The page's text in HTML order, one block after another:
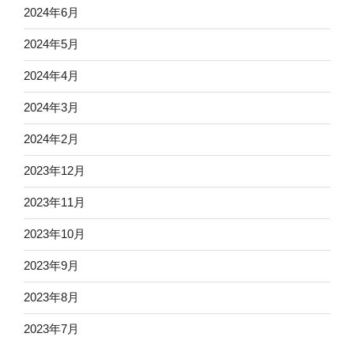
2024年6月
2024年5月
2024年4月
2024年3月
2024年2月
2023年12月
2023年11月
2023年10月
2023年9月
2023年8月
2023年7月